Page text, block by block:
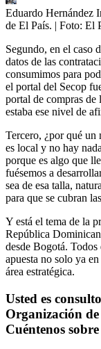
Eduardo Hernández
de El País. | Foto: El
Segundo, en el caso
datos de las
consumimos para
el portal del Secop
portal de compras
estaba ese nivel de
Tercero, ¿por qué un
es local y no hay
porque es algo que
fuésemos a
sea de esa talla,
para que se cubran
Y está el tema de la
República
desde Bogotá. Todos
apuesta no solo ya
área estratégica.
Usted es
Organización
Cuéntenos